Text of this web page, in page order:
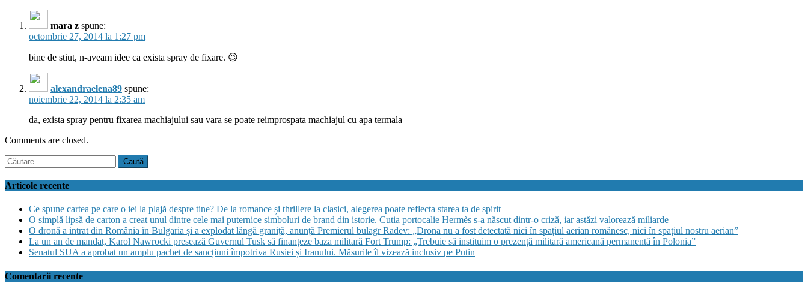
mara z spune:
octombrie 27, 2014 la 1:27 pm
bine de stiut, n-aveam idee ca exista spray de fixare. 😉
alexandraelena89 spune:
noiembrie 22, 2014 la 2:35 am
da, exista spray pentru fixarea machiajului sau vara se poate reimprospata machiajul cu apa termala
Comments are closed.
Caută
după:
Articole recente
Ce spune cartea pe care o iei la plajă despre tine? De la romance și thrillere la clasici, alegerea poate reflecta starea ta de spirit
O simplă lipsă de carton a creat unul dintre cele mai puternice simboluri de brand din istorie. Cutia portocalie Hermès s-a născut dintr-o criză, iar astăzi valorează miliarde
O dronă a intrat din România în Bulgaria și a explodat lângă graniță, anunță Premierul bulagr Radev: „Drona nu a fost detectată nici în spațiul aerian românesc, nici în spațiul nostru aerian”
La un an de mandat, Karol Nawrocki presează Guvernul Tusk să finanțeze baza militară Fort Trump: „Trebuie să instituim o prezență militară americană permanentă în Polonia”
Senatul SUA a aprobat un amplu pachet de sancțiuni împotriva Rusiei și Iranului. Măsurile îl vizează inclusiv pe Putin
Comentarii recente